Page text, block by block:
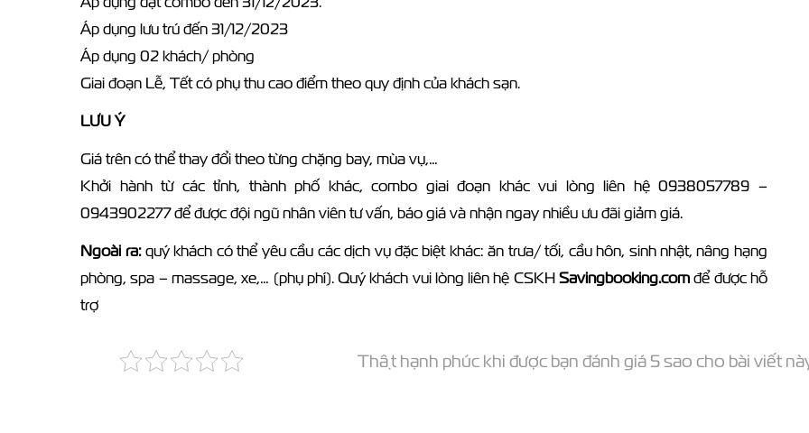
Áp dụng lưu trú đến 31/12/2023
Áp dụng 02 khách/ phòng
Giai đoạn Lễ, Tết có phụ thu cao điểm theo quy định của khách sạn.
LƯU Ý
Giá trên có thể thay đổi theo từng chặng bay, mùa vụ,…
Khởi hành từ các tỉnh, thành phố khác, combo giai đoạn khác vui lòng liên hệ 0938057789 –
0943902277 để được đội ngũ nhân viên tư vấn, báo giá và nhận ngay nhiều ưu đãi giảm giá.
Ngoài ra:quý khách có thể yêu cầu các dịch vụ đặc biệt khác: ăn trưa/ tối, cầu hôn, sinh nhật, nâng hạng
phòng, spa – massage, xe,… (phụ phí). Quý khách vui lòng liên hệ CSKHSavingbooking.com để được hỗ
trợ
Thật hạnh phúc khi được bạn đánh giá 5 sao cho bài viết